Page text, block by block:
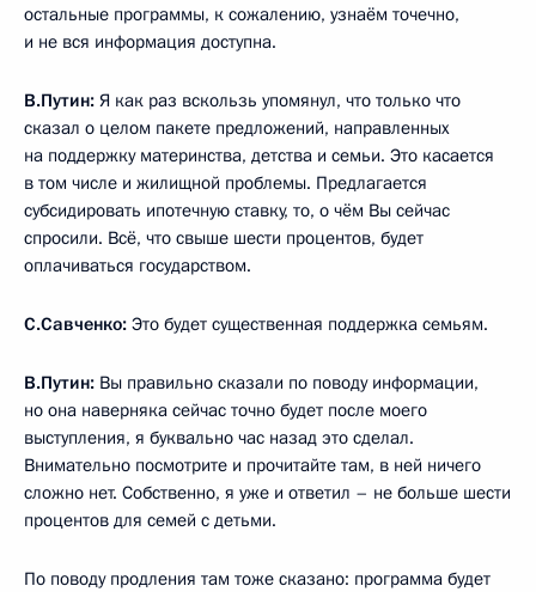
остальные программы, к сожалению, узнаём точечно,
и не вся информация доступна.
В.Путин: Я как раз вскользь упомянул, что только что
сказал о целом пакете предложений, направленных
на поддержку материнства, детства и семьи. Это касается
в том числе и жилищной проблемы. Предлагается
субсидировать ипотечную ставку, то, о чём Вы сейчас
спросили. Всё, что свыше шести процентов, будет
оплачиваться государством.
С.Савченко: Это будет существенная поддержка семьям.
В.Путин: Вы правильно сказали по поводу информации,
но она наверняка сейчас точно будет после моего
выступления, я буквально час назад это сделал.
Внимательно посмотрите и прочитайте там, в ней ничего
сложно нет. Собственно, я уже и ответил – не больше шести
процентов для семей с детьми.
По поводу продления там тоже сказано: программа будет